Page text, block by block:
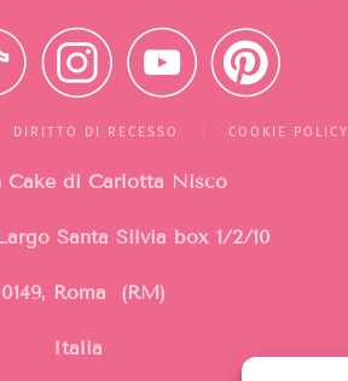
DIRITTO DI RECESSO COOKIE POLICY
Cake di Carlotta Nisco
Santa Silvia box 1/2/10
Roma (RM)
Italia